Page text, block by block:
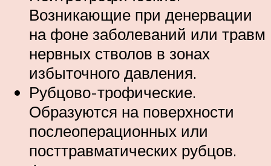
Возникающие при денервации
на фоне заболеваний или травм
нервных стволов в зонах
избыточного давления.
Рубцово-трофические.
Образуются на поверхности
послеоперационных или
посттравматических рубцов.